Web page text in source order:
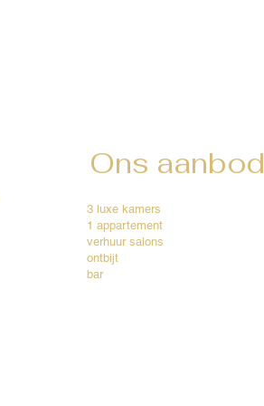
Ons aanbod
3 luxe kamers
1 appartement
verhuur salons
ontbijt
bar